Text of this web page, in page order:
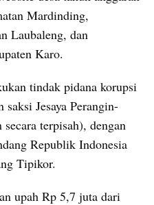
Mardinding,
Laubaleng, dan
Karo.
tindak pidana korupsi
saksi Jesaya Perangin-
terpisah), dengan
Republik Indonesia
Tipikor.
upah Rp 5,7 juta dari